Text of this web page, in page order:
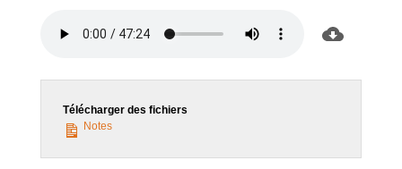
Télécharger des fichiers
Notes